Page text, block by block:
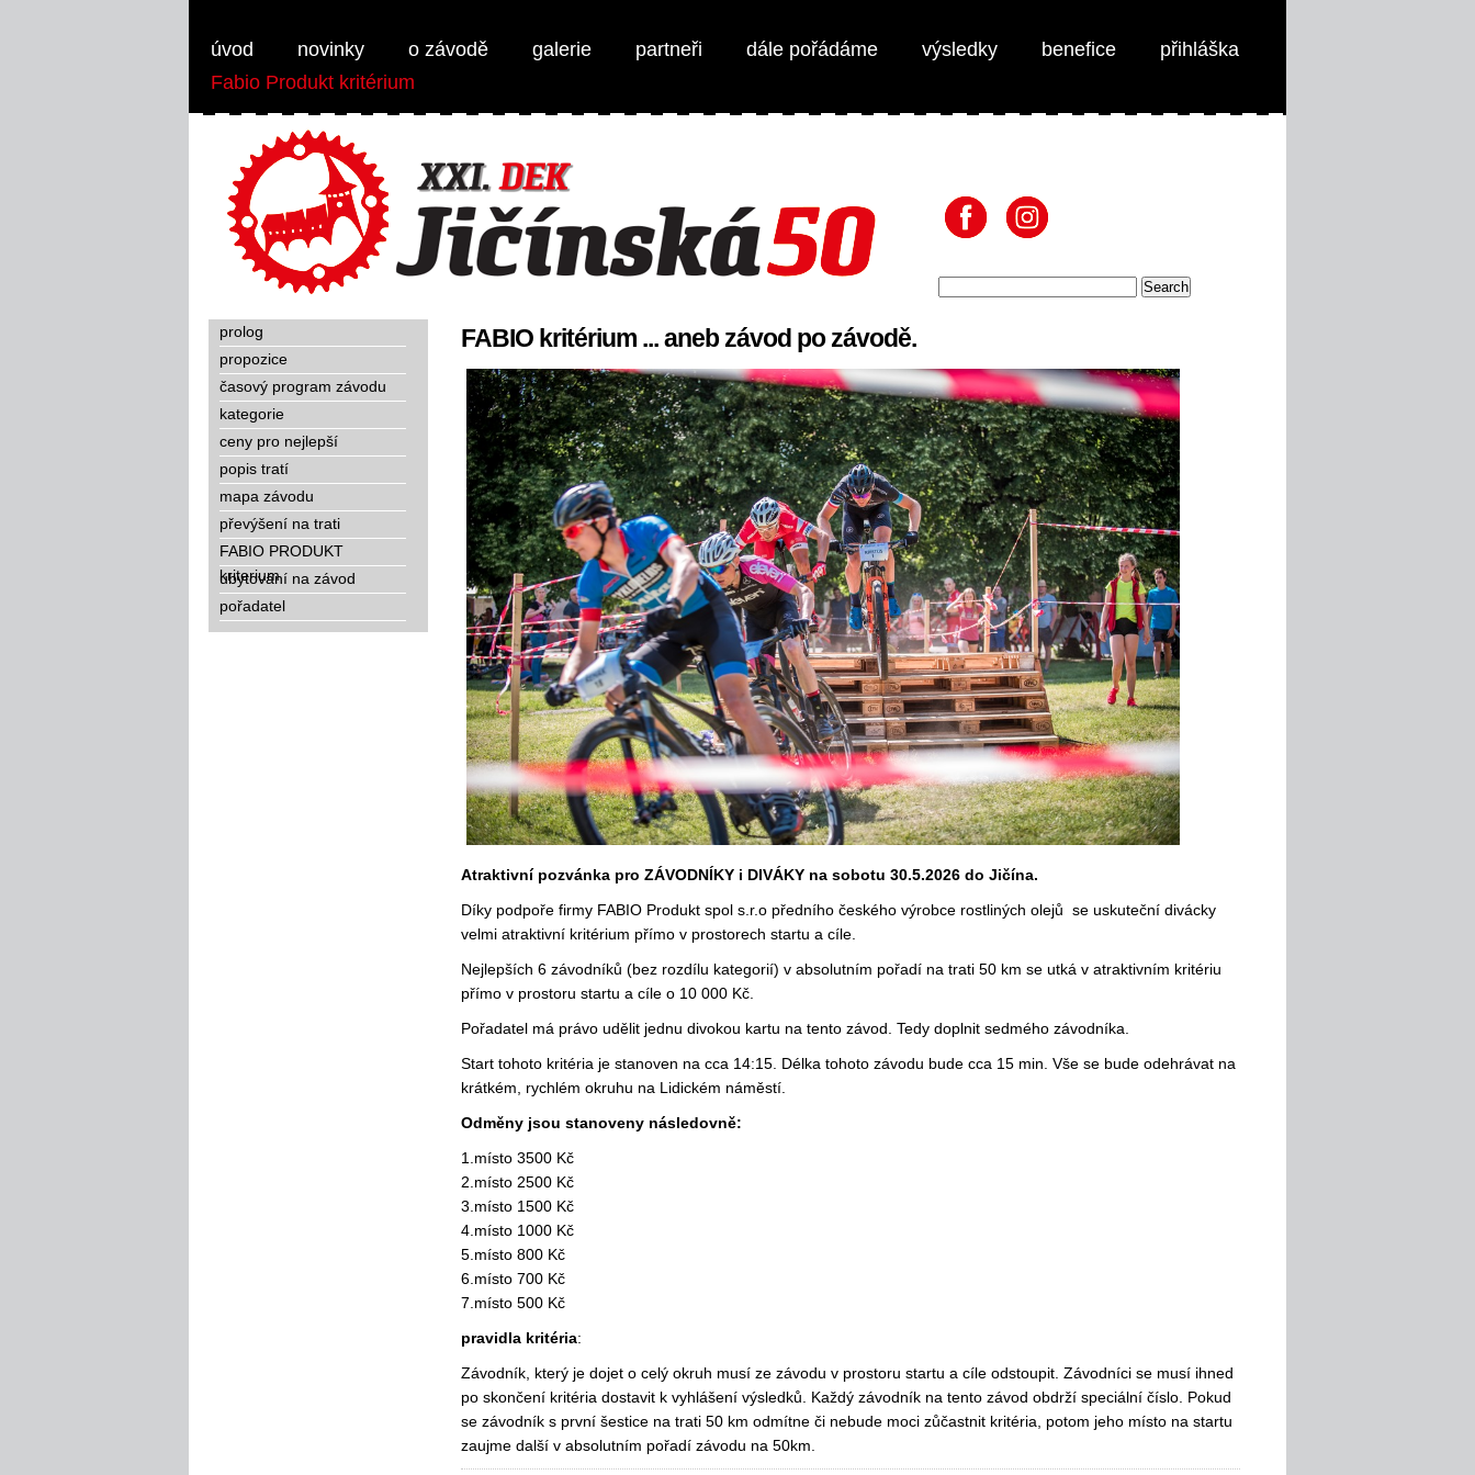
úvod novinky o závodě galerie partneři dále pořádáme výsledky benefice
přihláška
Fabio Produkt kritérium
prolog
propozice
časový program závodu
kategorie
ceny pro nejlepší
popis tratí
mapa závodu
převýšení na trati
FABIO PRODUKT
kriterium
ubytování na závod
pořadatel
FABIO kritérium ... aneb závod po závodě.
Atraktivní pozvánka pro ZÁVODNÍKY i DIVÁKY na sobotu 30.5.2026 do Jičína.
Díky podpoře firmy FABIO Produkt spol s.r.o předního českého výrobce rostliných olejů se uskuteční divácky
velmi atraktivní kritérium přímo v prostorech startu a cíle.
Nejlepších 6 závodníků (bez rozdílu kategorií) v absolutním pořadí na trati 50 km se utká v atraktivním kritériu
přímo v prostoru startu a cíle o 10 000 Kč.
Pořadatel má právo udělit jednu divokou kartu na tento závod. Tedy doplnit sedmého závodníka.
Start tohoto kritéria je stanoven na cca 14:15. Délka tohoto závodu bude cca 15 min. Vše se bude odehrávat na
krátkém, rychlém okruhu na Lidickém náměstí.
Odměny jsou stanoveny následovně:
1.místo 3500 Kč
2.místo 2500 Kč
3.místo 1500 Kč
4.místo 1000 Kč
5.místo 800 Kč
6.místo 700 Kč
7.místo 500 Kč
pravidla kritéria:
Závodník, který je dojet o celý okruh musí ze závodu v prostoru startu a cíle odstoupit. Závodníci se musí ihned
po skončení kritéria dostavit k vyhlášení výsledků. Každý závodník na tento závod obdrží speciální číslo. Pokud
se závodník s první šestice na trati 50 km odmítne či nebude moci zůčastnit kritéria, potom jeho místo na startu
zaujme další v absolutním pořadí závodu na 50km.